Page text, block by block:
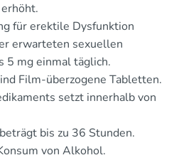
für erektile Dysfunktion
erwarteten sexuellen
5 mg einmal täglich.
Film-überzogene Tabletten.
setzt innerhalb von
bis zu 36 Stunden.
von Alkohol.